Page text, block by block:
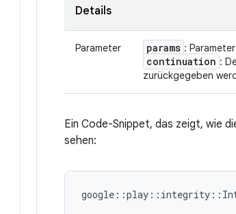
Details
Parameter params :
continuation :
zurückgegeben
Ein Code-Snippet, das zeigt, wie
sehen:
google ::play :: integrity ::